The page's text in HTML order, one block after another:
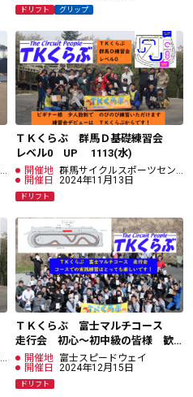
ドリフト グリップ
ＴＫくらぶ 群馬Ｄ基礎練習会
レベル0 UP 1113(水)
開催地 群馬サイクルスポーツセン
ター開催日 2024年11月13日
ドリフト
ＴＫくらぶ 富士マルチコース
走行会 初心～初中級の皆様 歓
迎！ 1215(日)
開催地 富士スピードウェイ
開催日
2024年12月15日
ドリフト